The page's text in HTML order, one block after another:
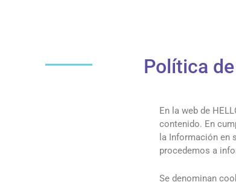
Política
En la web de
contenido. En
la Información en
procedemos a
Se denominan